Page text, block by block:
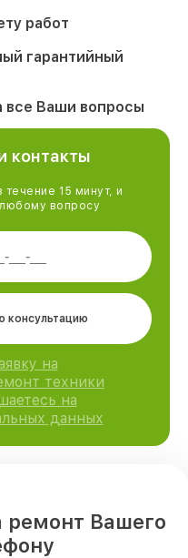
работ
гарантийный
все Ваши вопросы
контакты
15 минут, и
вопросу
консультацию
на
техники
на
данных
ремонт Вашего